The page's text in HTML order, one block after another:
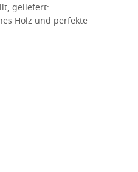
geliefert:
Holz und perfekte